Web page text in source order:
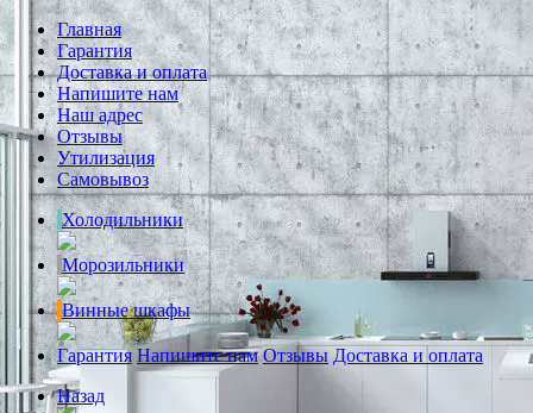
Главная
Гарантия
Доставка и оплата
Напишите нам
Наш адрес
Отзывы
Утилизация
Самовывоз
Холодильники
Морозильники
Винные шкафы
Гарантия Напишите нам Отзывы Доставка и оплата
Назад